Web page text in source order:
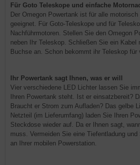
Für Goto Teleskope und einfache
Der Omegon Powertank ist für alle
geeignet. Für Goto-Teleskope und für
Nachführmotoren. Stellen Sie den Omegon
neben Ihr Teleskop. Schließen Sie ein Kabel
Buchse an. Schon bekommt ihr Teleskop für
Ihr Powertank sagt Ihnen, was er will
Vier verschiedene LED Lichter lassen Sie
Ihren Powertank steht. Ist er einsatzbereit?
Braucht er Strom zum Aufladen? Das gelbe
Netzteil (im Lieferumfang) laden Sie Ihren
Steckdose wieder auf. Da er Ihnen sagt,
muss. Vermeiden Sie eine Tiefentladung
an Ihrer mobilen Powerstation.